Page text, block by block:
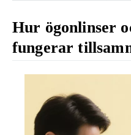
Hur ögonlinser
fungerar